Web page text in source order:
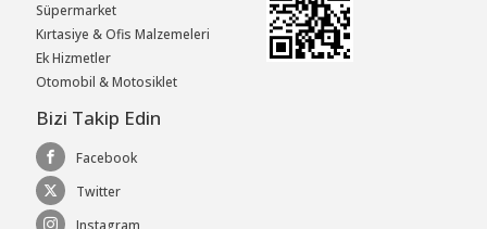
Süpermarket
Kırtasiye & Ofis Malzemeleri
Ek Hizmetler
Otomobil & Motosiklet
Bizi Takip Edin
Facebook
Twitter
Instagram